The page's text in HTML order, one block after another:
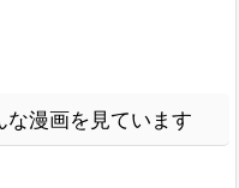
な漫画を見ています